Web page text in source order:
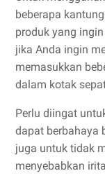
beberapa
produk yang
jika Anda ingin
memasukkan
dalam kotak
Perlu diingat
dapat berbahaya
juga untuk tidak
menyebabkan